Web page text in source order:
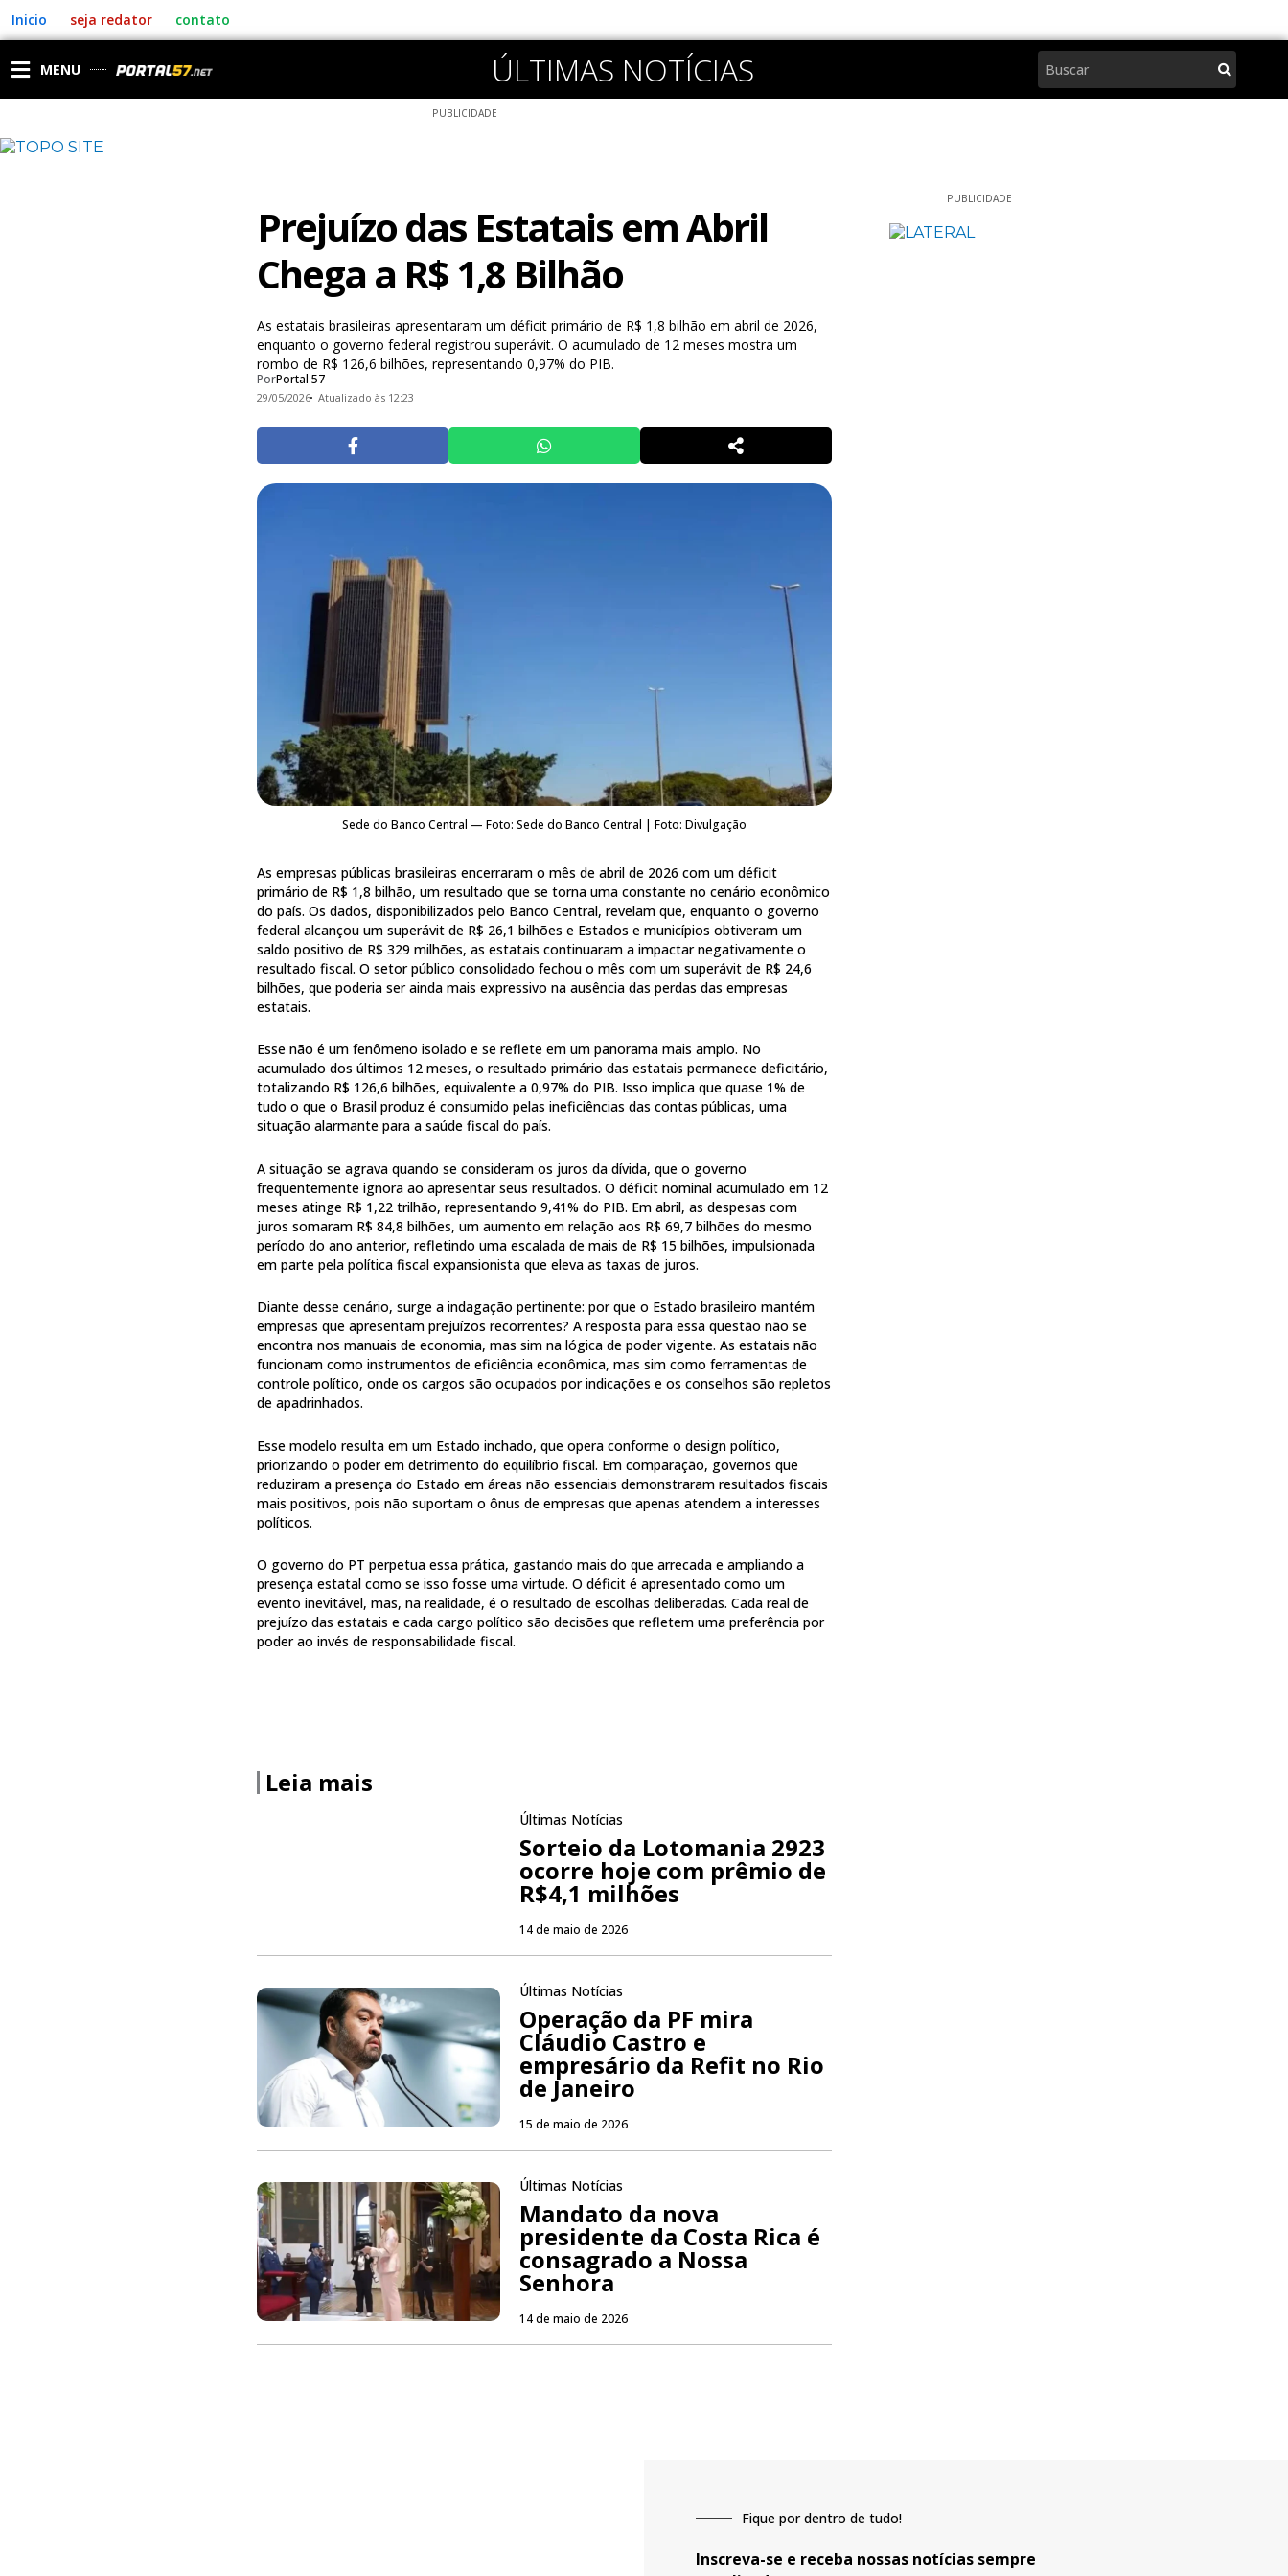
para
o
conteúdo
Inicio seja redator contato
MENU ÚLTIMAS NOTÍCIAS Pesquisar
PUBLICIDADE
Prejuízo das Estatais em Abril
Chega a R$ 1,8 Bilhão
As estatais brasileiras apresentaram um déficit primário de R$ 1,8 bilhão em abril de 2026,
enquanto o governo federal registrou superávit. O acumulado de 12 meses mostra um
rombo de R$ 126,6 bilhões, representando 0,97% do PIB.
PorPortal 57
29/05/2026 Atualizado às 12:23
Sede do Banco Central — Foto: Sede do Banco Central | Foto: Divulgação
As empresas públicas brasileiras encerraram o mês de abril de 2026 com um déficit
primário de R$ 1,8 bilhão, um resultado que se torna uma constante no cenário econômico
do país. Os dados, disponibilizados pelo Banco Central, revelam que, enquanto o governo
federal alcançou um superávit de R$ 26,1 bilhões e Estados e municípios obtiveram um
saldo positivo de R$ 329 milhões, as estatais continuaram a impactar negativamente o
resultado fiscal. O setor público consolidado fechou o mês com um superávit de R$ 24,6
bilhões, que poderia ser ainda mais expressivo na ausência das perdas das empresas
estatais.
Esse não é um fenômeno isolado e se reflete em um panorama mais amplo. No
acumulado dos últimos 12 meses, o resultado primário das estatais permanece deficitário,
totalizando R$ 126,6 bilhões, equivalente a 0,97% do PIB. Isso implica que quase 1% de
tudo o que o Brasil produz é consumido pelas ineficiências das contas públicas, uma
situação alarmante para a saúde fiscal do país.
A situação se agrava quando se consideram os juros da dívida, que o governo
frequentemente ignora ao apresentar seus resultados. O déficit nominal acumulado em 12
meses atinge R$ 1,22 trilhão, representando 9,41% do PIB. Em abril, as despesas com
juros somaram R$ 84,8 bilhões, um aumento em relação aos R$ 69,7 bilhões do mesmo
período do ano anterior, refletindo uma escalada de mais de R$ 15 bilhões, impulsionada
em parte pela política fiscal expansionista que eleva as taxas de juros.
Diante desse cenário, surge a indagação pertinente: por que o Estado brasileiro mantém
empresas que apresentam prejuízos recorrentes? A resposta para essa questão não se
encontra nos manuais de economia, mas sim na lógica de poder vigente. As estatais não
funcionam como instrumentos de eficiência econômica, mas sim como ferramentas de
controle político, onde os cargos são ocupados por indicações e os conselhos são repletos
de apadrinhados.
Esse modelo resulta em um Estado inchado, que opera conforme o design político,
priorizando o poder em detrimento do equilíbrio fiscal. Em comparação, governos que
reduziram a presença do Estado em áreas não essenciais demonstraram resultados fiscais
mais positivos, pois não suportam o ônus de empresas que apenas atendem a interesses
políticos.
O governo do PT perpetua essa prática, gastando mais do que arrecada e ampliando a
presença estatal como se isso fosse uma virtude. O déficit é apresentado como um
evento inevitável, mas, na realidade, é o resultado de escolhas deliberadas. Cada real de
prejuízo das estatais e cada cargo político são decisões que refletem uma preferência por
poder ao invés de responsabilidade fiscal.
Leia mais
Últimas Notícias
Sorteio da Lotomania 2923
ocorre hoje com prêmio de
R$4,1 milhões
14 de maio de 2026
Últimas Notícias
Operação da PF mira
Cláudio Castro e
empresário da Refit no Rio
de Janeiro
15 de maio de 2026
Últimas Notícias
Mandato da nova
presidente da Costa Rica é
consagrado a Nossa
Senhora
14 de maio de 2026
PUBLICIDADE
Fique por dentro de tudo!
Inscreva-se e receba nossas notícias sempre